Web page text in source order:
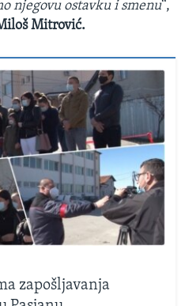
njegovu ostavku i smenu“,
Mitrović.
zapošljavanja